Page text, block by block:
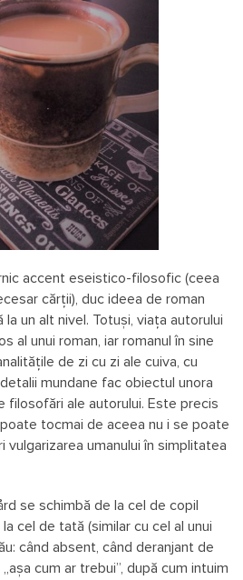
accent eseistico-filosofic (ceea
cărții), duc ideea de roman
un alt nivel. Totuși, viața autorului
al unui roman, iar romanul în sine
de zi cu zi ale cuiva, cu
mundane fac obiectul unora
filosofări ale autorului. Este precis
tocmai de aceea nu i se poate
vulgarizarea umanului în simplitatea
se schimbă de la cel de copil
cel de tată (similar cu cel al unui
când absent, când deranjant de
cum ar trebui”, după cum intuim